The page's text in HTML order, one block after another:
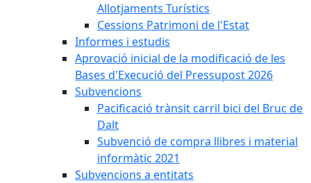
Allotjaments Turístics
Cessions Patrimoni de l'Estat
Informes i estudis
Aprovació inicial de la modificació de les
Bases d'Execució del Pressupost 2026
Subvencions
Pacificació trànsit carril bici del Bruc de
Dalt
Subvenció de compra llibres i material
informàtic 2021
Subvencions a entitats